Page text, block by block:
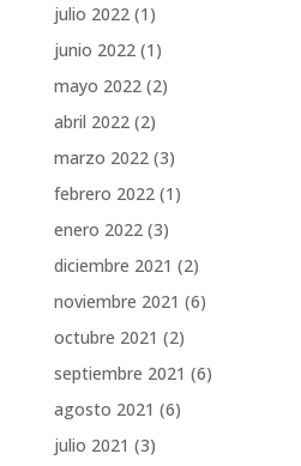
julio 2022(1)
junio 2022(1)
mayo 2022(2)
abril 2022(2)
marzo 2022(3)
febrero 2022(1)
enero 2022(3)
diciembre 2021 (2)
noviembre 2021 (6)
octubre 2021 (2)
septiembre 2021 (6)
agosto 2021 (6)
julio 2021 (3)